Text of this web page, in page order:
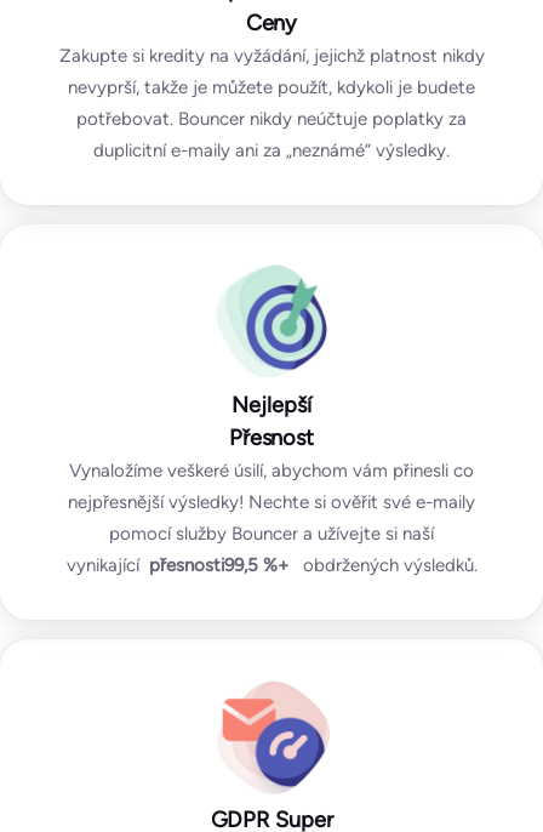
Ceny
Zakupte si kredity na vyžádání, jejichž platnost nikdy
nevyprší, takže je můžete použít, kdykoli je budete
potřebovat. Bouncer nikdy neúčtuje poplatky za
duplicitní e-maily ani za „neznámé“ výsledky.
Nejlepší
Přesnost
Vynaložíme veškeré úsilí, abychom vám přinesli co
nejpřesnější výsledky! Nechte si ověřit své e-maily
pomocí služby Bouncer a užívejte si naší
vynikající přesnosti99,5 %+obdržených výsledků.
GDPR Super